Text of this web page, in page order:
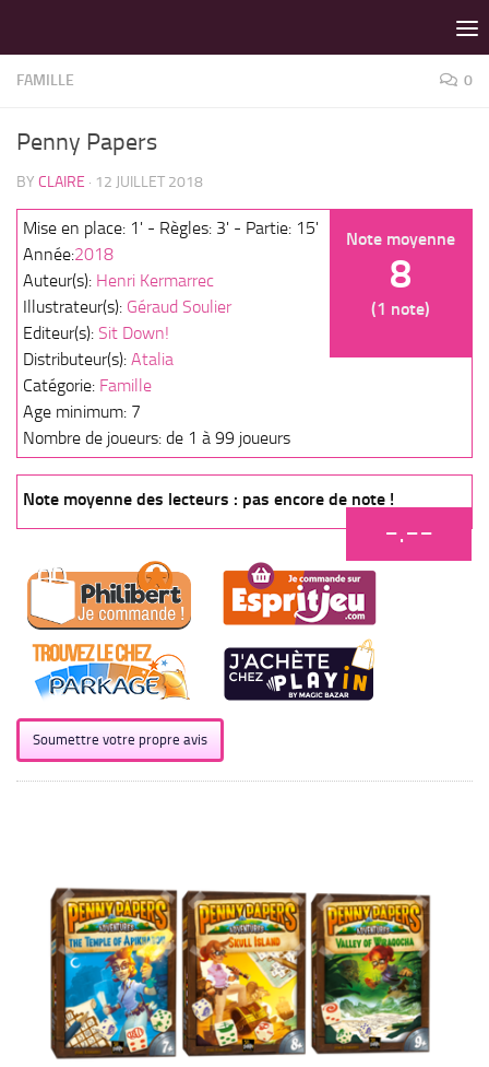
FAMILLE 0
Penny Papers
BY CLAIRE · 12 JUILLET 2018
Note moyenne
8
(1 note)
Mise en place: 1' - Règles: 3' - Partie: 15'
Année:2018
Auteur(s): Henri Kermarrec
Illustrateur(s): Géraud Soulier
Editeur(s): Sit Down!
Distributeur(s): Atalia
Catégorie: Famille
Age minimum: 7
Nombre de joueurs: de 1 à 99 joueurs
Note moyenne des lecteurs : pas encore de note !
-.--
Soumettre votre propre avis